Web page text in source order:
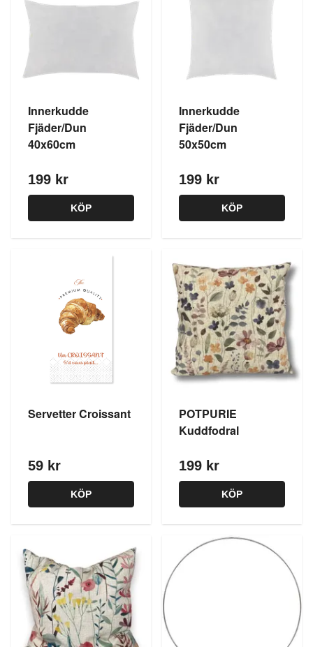
Innerkudde
Fjäder/Dun
40x60cm
199 kr
KÖP
Innerkudde
Fjäder/Dun
50x50cm
199 kr
KÖP
Servetter Croissant
59 kr
KÖP
POTPURIE
Kuddfodral
199 kr
KÖP